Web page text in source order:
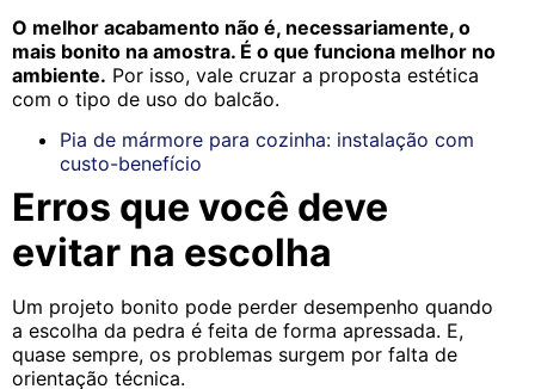
O melhor acabamento não é, necessariamente, o
mais bonito na amostra. É o que funciona melhor no
ambiente. Por isso, vale cruzar a proposta estética
com o tipo de uso do balcão.
Pia de mármore para cozinha: instalação com
custo-benefício
Erros que você deve
evitar na escolha
Um projeto bonito pode perder desempenho quando
a escolha da pedra é feita de forma apressada. E,
quase sempre, os problemas surgem por falta de
orientação técnica.